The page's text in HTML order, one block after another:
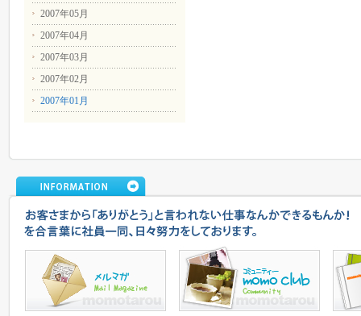
2007年05月
2007年04月
2007年03月
2007年02月
2007年01月